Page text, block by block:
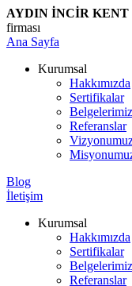
AYDIN İNCİR
firması
Ana Sayfa
Kurumsal
Hakkımızda
Sertifikalar
Belgelerimiz
Referanslar
Blog
İletişim
Kurumsal
Hakkımızda
Sertifikalar
Belgelerimiz
Referanslar